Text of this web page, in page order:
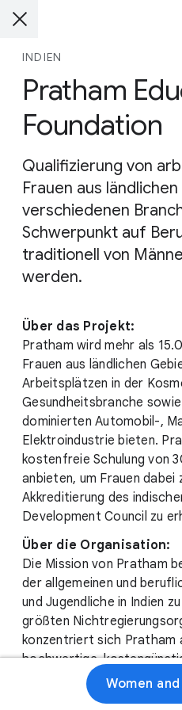
INDIEN
Pratham
Foundation
Qualifizierung von
Frauen aus
verschiedenen
Schwerpunkt auf
traditionell von
werden.
Über das Projekt:
Pratham wird mehr als
Frauen aus ländlichen
Arbeitsplätzen in der
Gesundheitsbranche
dominierten Automobil-,
Elektroindustrie bieten.
kostenfreie Schulung von
anbieten, um Frauen dabei
Akkreditierung des
Development Council zu
Über die Organisation:
Die Mission von Pratham
der allgemeinen und
und Jugendliche in Indien
größten
konzentriert sich Pratham
hochwertige,
Maßnahmen, um Lücken
Women